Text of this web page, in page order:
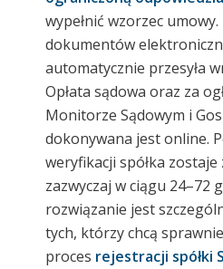
wypełnić wzorzec
dokumentów
automatycznie przesyła
Opłata sądowa oraz za
Monitorze Sądowym i
dokonywana jest online.
weryfikacji spółka
zazwyczaj w ciągu 24–72
rozwiązanie jest
tych, którzy chcą
proces rejestracji spółki